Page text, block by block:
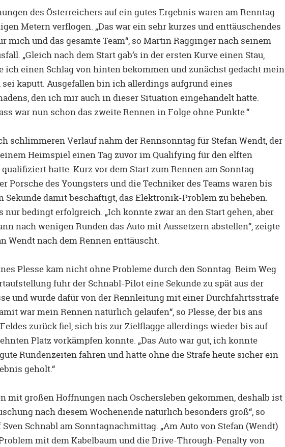
des Österreichers auf ein gutes Ergebnis waren am Renntag
Metern verflogen. „Das war ein sehr kurzes und enttäuschendes
mich und das gesamte Team“, so Martin Ragginger nach seinem
„Gleich nach dem Start gab’s in der ersten Kurve einen Stau,
ich einen Schlag von hinten bekommen und zunächst gedacht mein
kaputt. Ausgefallen bin ich allerdings aufgrund eines
den ich mir auch in dieser Situation eingehandelt hatte.
war nun schon das zweite Rennen in Folge ohne Punkte.“
schlimmeren Verlauf nahm der Rennsonntag für Stefan Wendt, der
Heimspiel einen Tag zuvor im Qualifying für den elften
hatte. Kurz vor dem Start zum Rennen am Sonntag
Porsche des Youngsters und die Techniker des Teams waren bis
Sekunde damit beschäftigt, das Elektronik-Problem zu beheben.
nur bedingt erfolgreich. „Ich konnte zwar an den Start gehen, aber
nach wenigen Runden das Auto mit Aussetzern abstellen“, zeigte
Wendt nach dem Rennen enttäuscht.
Plesse kam nicht ohne Probleme durch den Sonntag. Beim Weg
fuhr der Schnabl-Pilot eine Sekunde zu spät aus der
und wurde dafür von der Rennleitung mit einer Durchfahrtsstrafe
war mein Rennen natürlich gelaufen“, so Plesse, der bis ans
zurück fiel, sich bis zur Zielflagge allerdings wieder bis auf
Platz vorkämpfen konnte. „Das Auto war gut, ich konnte
Rundenzeiten fahren und hätte ohne die Strafe heute sicher ein
geholt.“
mit großen Hoffnungen nach Oschersleben gekommen, deshalb ist
nach diesem Wochenende natürlich besonders groß“, so
Sven Schnabl am Sonntagnachmittag. „Am Auto von Stefan (Wendt)
Problem mit dem Kabelbaum und die Drive-Through-Penalty von